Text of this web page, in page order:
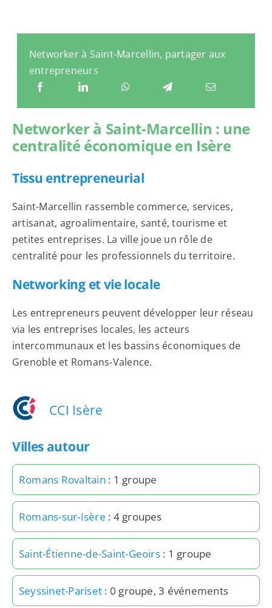
Networker à Saint-Marcellin, partager aux
entrepreneurs
Networker à Saint-Marcellin : une
centralité économique en Isère
Tissu entrepreneurial
Saint-Marcellin rassemble commerce, services,
artisanat, agroalimentaire, santé, tourisme et
petites entreprises. La ville joue un rôle de
centralité pour les professionnels du territoire.
Networking et vie locale
Les entrepreneurs peuvent développer leur réseau
via les entreprises locales, les acteurs
intercommunaux et les bassins économiques de
Grenoble et Romans-Valence.
CCI Isère
Villes autour
Romans Rovaltain : 1 groupe
Romans-sur-Isère : 4 groupes
Saint-Étienne-de-Saint-Geoirs: 1 groupe
Seyssinet-Pariset : 0 groupe, 3 événements